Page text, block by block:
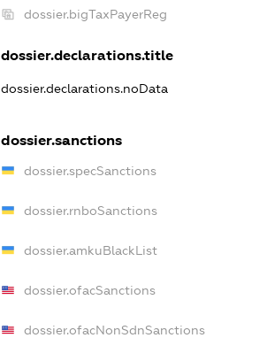
dossier.bigTaxPayerReg
dossier.declarations.title
dossier.declarations.noData
dossier.sanctions
dossier.specSanctions
dossier.rnboSanctions
dossier.amkuBlackList
dossier.ofacSanctions
dossier.ofacNonSdnSanctions